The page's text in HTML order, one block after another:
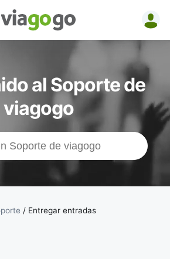
Entradas
para
Conciertos,
Deporte y
Teatro |
viagogo, el
sitio de
al Soporte de
viagogo
/ Entregar entradas